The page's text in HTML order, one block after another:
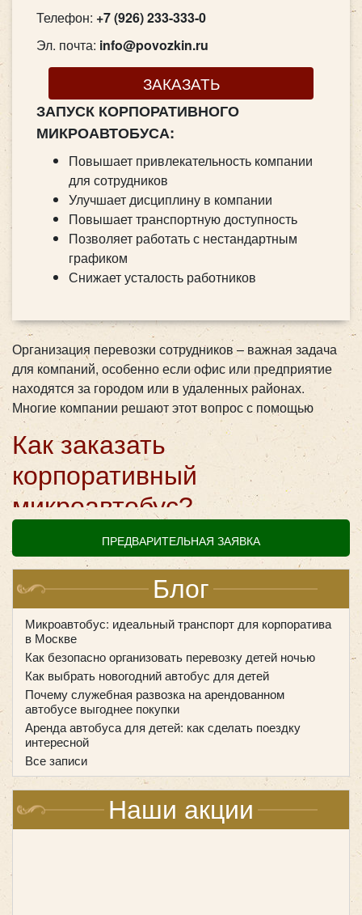
ПРЕДВАРИТЕЛЬНАЯ ЗАЯВКА
Блог
Микроавтобус: идеальный транспорт для корпоратива
в Москве
Как безопасно организовать перевозку детей ночью
Как выбрать новогодний автобус для детей
Почему служебная развозка на арендованном
автобусе выгоднее покупки
Аренда автобуса для детей: как сделать поездку
интересной
Все записи
Наши акции
Телефон: +7 (926) 233-333-0
Эл. почта: info@povozkin.ru
ЗАКАЗАТЬ
ЗАПУСК КОРПОРАТИВНОГО
МИКРОАВТОБУСА:
Повышает привлекательность компании
для сотрудников
Улучшает дисциплину в компании
Повышает транспортную доступность
Позволяет работать с нестандартным
графиком
Снижает усталость работников
Организация перевозки сотрудников – важная задача
для компаний, особенно если офис или предприятие
находятся за городом или в удаленных районах.
Многие компании решают этот вопрос с помощью
корпоративных микроавтобусов для сотрудников,
обеспечивая удобную и своевременную доставку
персонала на работу и обратно. Такой транспорт не
только помогает сотрудникам добираться без
опозданий, но и снижает их затраты на дорогу,
повышает производительность и улучшает имидж
Когда удобны
корпоративные
микроавтобусы?
Перевозка сотрудников на микроавтобусах
востребована в различных ситуациях. Это особенно
актуально для компаний, расположенных в пригороде,
промышленной зоне или местах с ограниченной
транспортной доступностью. В каких случаях
используются корпоративные микроавтобусы:
Как заказать
корпоративный
микроавтобус?
Заказ микроавтобуса для сотрудников – это простая
процедура, которая включает несколько этапов.
Алгоритм бронирования:
Выбор подходящего микроавтобуса
Количество мест (от 8 до 20 в зависимости от
размера компании).
Наличие удобств (кондиционер, мультимедиа,
багажное отделение).
Определение маршрута
Точки отправления и назначения.